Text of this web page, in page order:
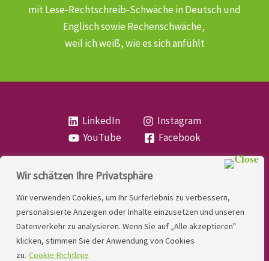
Wir schätzen Ihre Privatsphäre
Wir verwenden Cookies, um Ihr Surferlebnis zu verbessern,
personalisierte Anzeigen oder Inhalte einzusetzen und unseren
Datenverkehr zu analysieren. Wenn Sie auf „Alle akzeptieren"
klicken, stimmen Sie der Anwendung von Cookies
zu. Cookie-Richtlinie
mit Lese-Rechtschreib-Schwächein Deutsch und
Englisch sowie Rechenschwäche,
weil ich weiß, wie es sich anfühlt
LinkedIn
Instagram
YouTube
Facebook
LINDNER. 2026 | Powered by
Kontakt